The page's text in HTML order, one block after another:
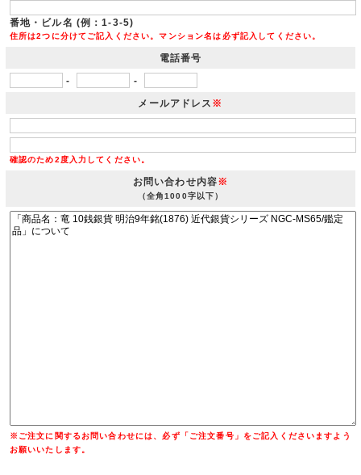
番地・ビル名 (例：1-3-5)
住所は2つに分けてご記入ください。マンション名は必ず記入してください。
電話番号
- -
メールアドレス ※
確認のため2度入力してください。
お問い合わせ内容※
（全角1000字以下）
※ご注文に関するお問い合わせには、必ず「ご注文番号」をご記入くださいますよう
お願いいたします。